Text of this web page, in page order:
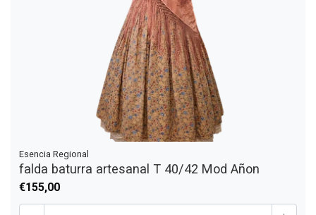
Esencia Regional
falda baturra artesanal T 40/42 Mod Añon
€155,00